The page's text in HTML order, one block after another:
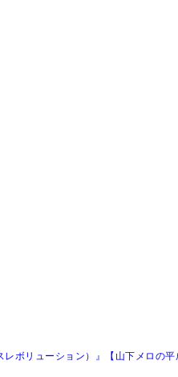
ボリューション）』【山下メロの平